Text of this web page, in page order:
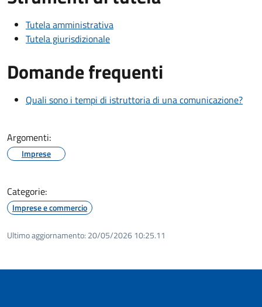
Tutela amministrativa
Tutela giurisdizionale
Domande frequenti
Quali sono i tempi di istruttoria di una comunicazione?
Argomenti:
Imprese
Categorie:
Imprese e commercio
Ultimo aggiornamento: 20/05/2026 10:25.11